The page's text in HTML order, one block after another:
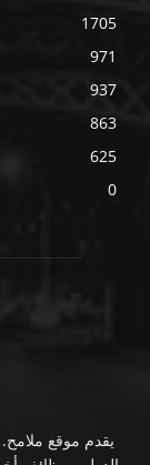
1705
971
937
863
625
0
يقدم موقع